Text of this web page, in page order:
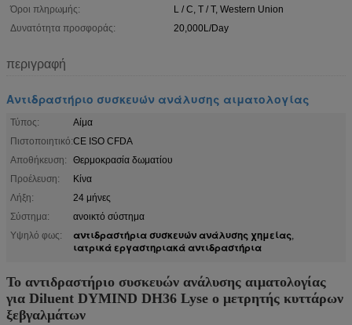
Όροι πληρωμής:
L / C, T / T, Western Union
Δυνατότητα προσφοράς:
20,000L/Day
περιγραφή
Αντιδραστήριο συσκευών ανάλυσης αιματολογίας
Τύπος:
Αίμα
Πιστοποιητικό:CE ISO CFDA
Αποθήκευση:
Θερμοκρασία δωματίου
Προέλευση:
Κίνα
Λήξη:
24 μήνες
Σύστημα:
ανοικτό σύστημα
Υψηλό φως:
αντιδραστήρια συσκευών ανάλυσης χημείας,
ιατρικά εργαστηριακά αντιδραστήρια
Το αντιδραστήριο συσκευών ανάλυσης αιματολογίας
για Diluent DYMIND DH36 Lyse ο μετρητής κυττάρων
ξεβγαλμάτων